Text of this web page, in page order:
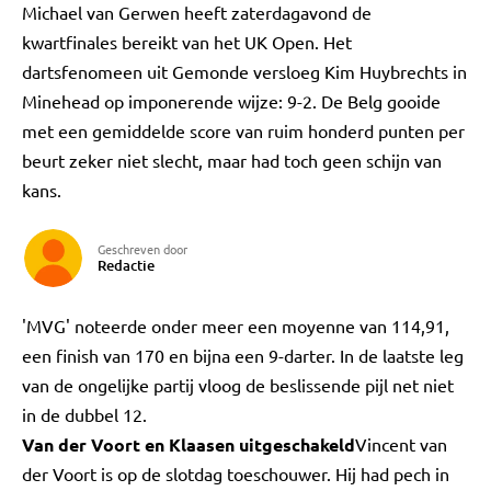
Michael van Gerwen heeft zaterdagavond de
kwartfinales bereikt van het UK Open. Het
dartsfenomeen uit Gemonde versloeg Kim Huybrechts in
Minehead op imponerende wijze: 9-2. De Belg gooide
met een gemiddelde score van ruim honderd punten per
beurt zeker niet slecht, maar had toch geen schijn van
kans.
Geschreven door
Redactie
'MVG' noteerde onder meer een moyenne van 114,91,
een finish van 170 en bijna een 9-darter. In de laatste leg
van de ongelijke partij vloog de beslissende pijl net niet
in de dubbel 12.
Van der Voort en Klaasen uitgeschakeldVincent van
der Voort is op de slotdag toeschouwer. Hij had pech in